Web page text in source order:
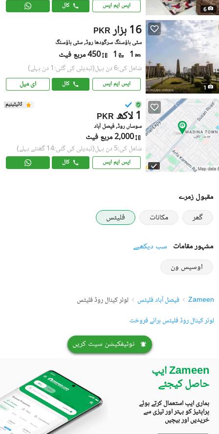
6 ایس ایم ایس کال
1
PKR 16 ہزار
سٹی ہاؤسنگ سرگودھا روڈ, سٹی ہاؤسنگ
1
1 450 مربع فیٹ
شامل کی:6 دن پہل (تبدیلی کی گئی:1 دن پہلے)
ایس ایم ایس کال ای میل
ٹائیٹینیم
PKR 1 لاکھ
سوساں روڈ, فیصل آباد
2,000 مربع فیٹ
شامل کی:5 دن پہل (تبدیلی کی گئی:14 گھنٹے پہلے)
ایس ایم ایس کال
مقبول زمرے
گھر
مکانات فلیٹس
مشہور مقامات سب دیکھیے
اوسیس ون
Zameen فیصل آباد فلیٹس
لوئر کینال روڈ فلیٹس
لوئر کینال روڈ فلیٹس برائے فروخت
نوٹیفکیشن سیٹ کریں
Zameen ایپ
حاصل کیجئے
ہماری ایپ استعمال کرتے ہوئے
پراپٹیز کو بہتر اور تیزی سے
خریدیں اور بیچیں